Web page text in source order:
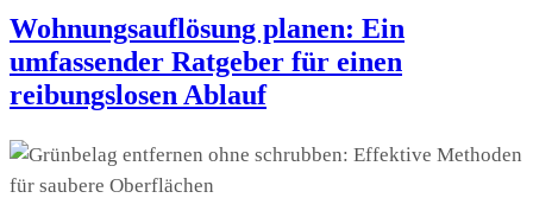
Wohnungsauflösung planen: Ein
umfassender Ratgeber für einen
reibungslosen Ablauf